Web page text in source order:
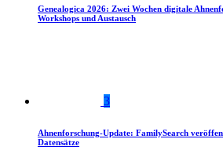
Genealogica 2026: Zwei Wochen digitale
Workshops und Austausch
3
Ahnenforschung-Update: FamilySearch
Datensätze